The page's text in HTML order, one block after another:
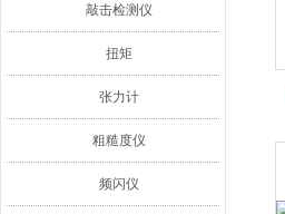
敲击检测仪
扭矩
张力计
粗糙度仪
频闪仪